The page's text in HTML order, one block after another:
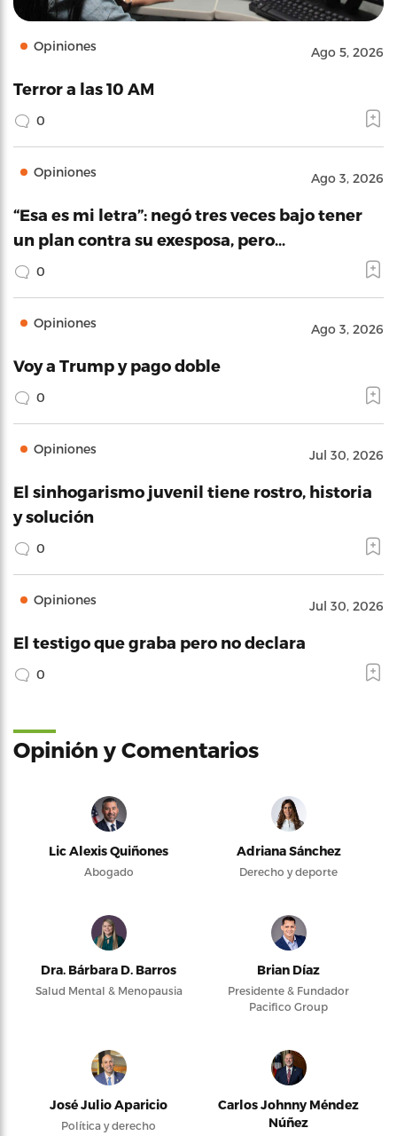
Opiniones Ago 5, 2026
Terror a las 10 AM
0
Opiniones Ago 3, 2026
“Esa es mi letra”: negó tres veces bajo tener
un plan contra su exesposa, pero…
0
Opiniones Ago 3, 2026
Voy a Trump y pago doble
0
Opiniones Jul 30, 2026
El sinhogarismo juvenil tiene rostro, historia
y solución
0
Opiniones Jul 30, 2026
El testigo que graba pero no declara
0
Opinión y Comentarios
Lic Alexis Quiñones
Abogado
Adriana Sánchez
Derecho y deporte
Dra. Bárbara D. Barros
Salud Mental & Menopausia
Brian Díaz
Presidente & Fundador
Pacifico Group
José Julio Aparicio
Política y derecho
Carlos Johnny Méndez
Núñez